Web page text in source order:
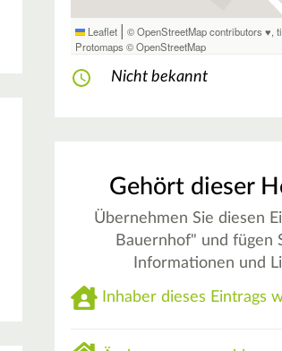
Leaflet | © OpenStreetMap contributors ♥,
Protomaps ©OpenStreetMap
Nicht bekannt
Gehört dieser
Übernehmen Sie diesen
Bauernhof" und fügen
Informationen und
Inhaber dieses Eintrags